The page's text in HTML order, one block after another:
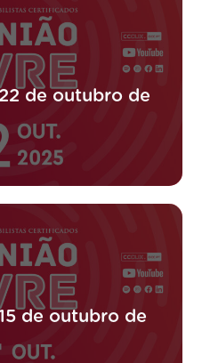
de outubro de
de outubro de